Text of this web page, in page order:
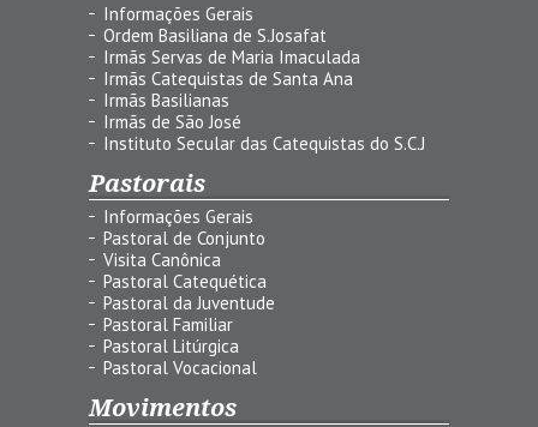
Informações Gerais
Ordem Basiliana de S.Josafat
Irmãs Servas de Maria Imaculada
Irmãs Catequistas de Santa Ana
Irmãs Basilianas
Irmãs de São José
Instituto Secular das Catequistas do S.C.J
Pastorais
Informações Gerais
Pastoral de Conjunto
Visita Canônica
Pastoral Catequética
Pastoral da Juventude
Pastoral Familiar
Pastoral Litúrgica
Pastoral Vocacional
Movimentos